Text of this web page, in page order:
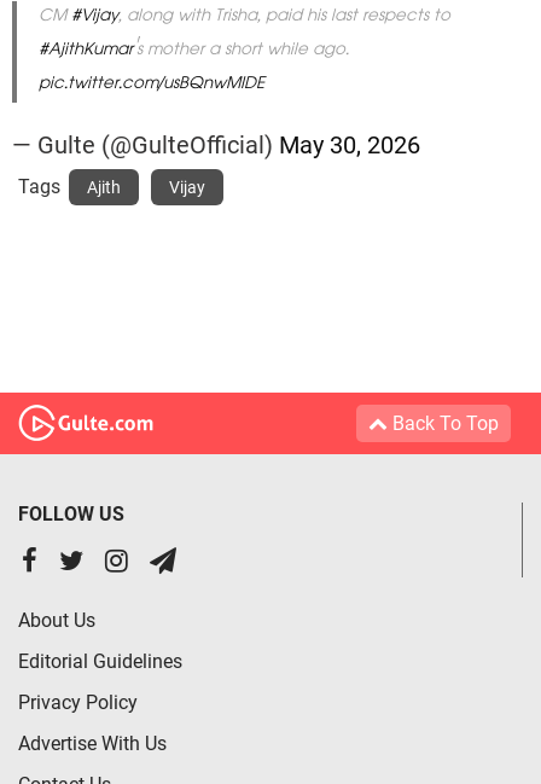
CM#Vijay, along with Trisha, paid his last respects to
#AjithKumar's mother a short while ago.
pic.twitter.com/usBQnwMIDE
— Gulte (@GulteOfficial) May 30, 2026
Tags Ajith Vijay
Back To Top
FOLLOW US
About Us
Editorial Guidelines
Privacy Policy
Advertise With Us